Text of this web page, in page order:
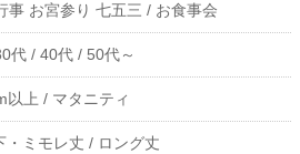
事 お宮参り 七五三 / お食事会
代 / 40代 / 50代～
以上 / マタニティ
・ミモレ丈 / ロング丈